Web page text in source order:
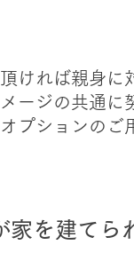
ければ親身に
ージの共通に
プションのご
を建てら